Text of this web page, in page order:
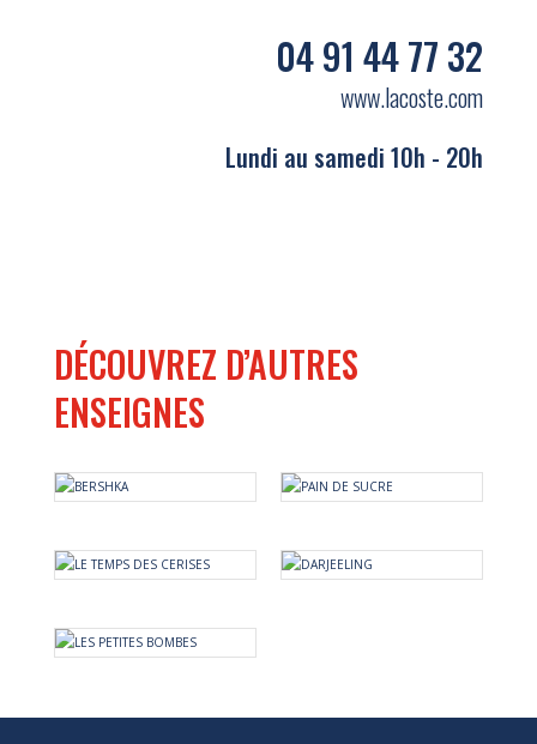
04 91 44 77 32
www.lacoste.com
Lundi au samedi 10h - 20h
DÉCOUVREZ D’AUTRES
ENSEIGNES